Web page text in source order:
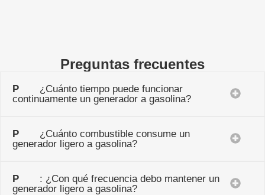
Preguntas frecuentes
P ¿Cuánto tiempo puede funcionar
continuamente un generador a gasolina?
P ¿Cuánto combustible consume un
generador ligero a gasolina?
P : ¿Con qué frecuencia debo mantener un
generador ligero a gasolina?